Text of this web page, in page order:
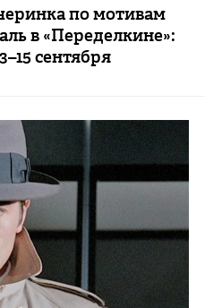
по мотивам
в «Переделкине»:
сентября